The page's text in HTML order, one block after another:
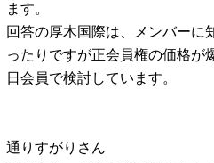
ます。
回答の厚木国際は、メンバーに
ったりですが正会員権の価格が
日会員で検討しています。
通りすがりさん